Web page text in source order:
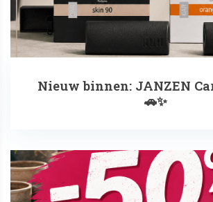
Nieuw binnen: JANZEN
🚗✨